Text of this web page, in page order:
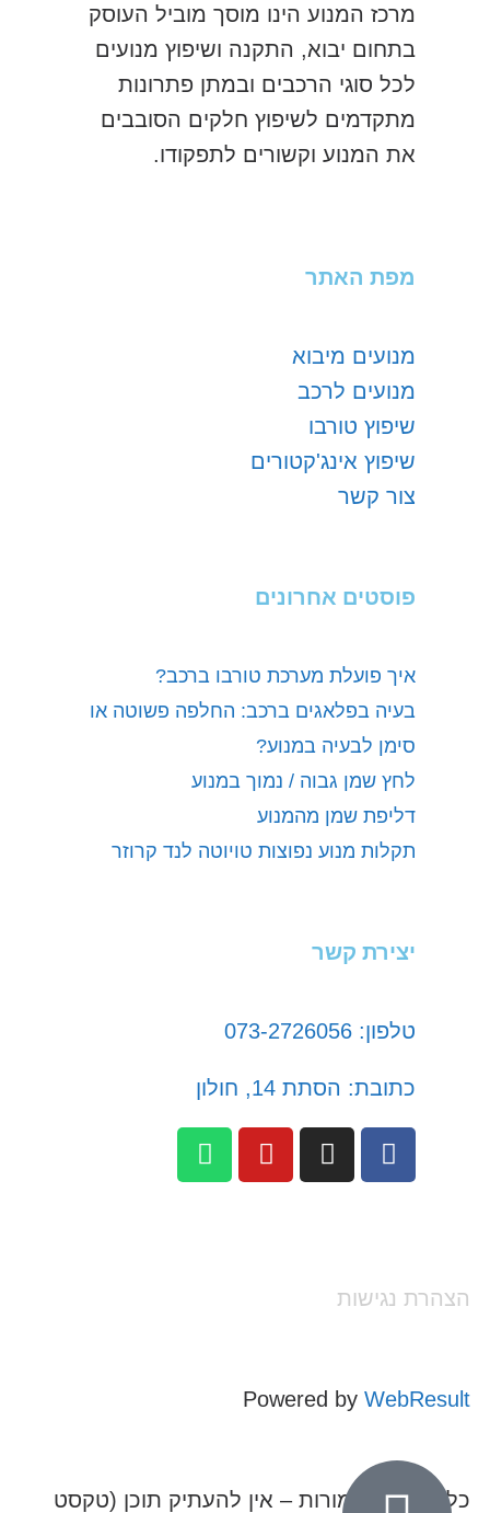
מרכז המנוע הינו מוסך מוביל העוסק
בתחום יבוא, התקנה ושיפוץ מנועים
לכל סוגי הרכבים ובמתן פתרונות
מתקדמים לשיפוץ חלקים הסובבים
את המנוע וקשורים לתפקודו.
מפת האתר
מנועים מיבוא
מנועים לרכב
שיפוץ טורבו
שיפוץ אינג'קטורים
צור קשר
פוסטים אחרונים
איך פועלת מערכת טורבו ברכב?
בעיה בפלאגים ברכב: החלפה פשוטה או
סימן לבעיה במנוע?
לחץ שמן גבוה / נמוך במנוע
דליפת שמן מהמנוע
תקלות מנוע נפוצות טויוטה לנד קרוזר
יצירת קשר
טלפון: 073-2726056
כתובת: הסתת 14, חולון
הצהרת נגישות
Powered byWebResult
כל הזכויות שמורות – אין להעתיק תוכן (טקסט